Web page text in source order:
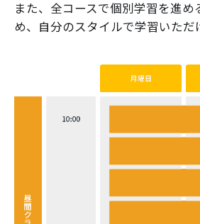
また、全コースで個別学習を進め
め、自分のスタイルで学習いただ